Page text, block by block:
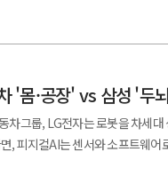
'몸·공장' vs 삼성 '두
차그룹, LG전자는 로봇을 차세
, 피지컬AI는 센서와 소프트웨
공장과 가정, 상업시설에서 얼마